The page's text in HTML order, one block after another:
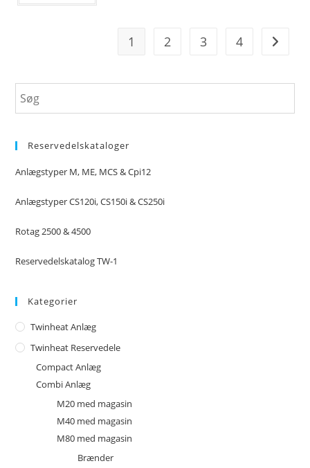
1 2 3 4
Reservedelskataloger
Anlægstyper M, ME, MCS & Cpi12
Anlægstyper CS120i, CS150i & CS250i
Rotag 2500 & 4500
Reservedelskatalog TW-1
Kategorier
Twinheat Anlæg
Twinheat Reservedele
Compact Anlæg
Combi Anlæg
M20 med magasin
M40 med magasin
M80 med magasin
Brænder